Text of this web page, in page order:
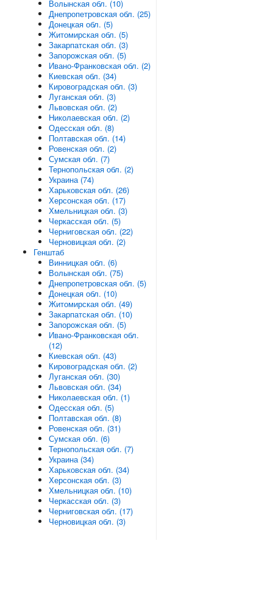
Волынская обл. (10)
Днепропетровская обл. (25)
Донецкая обл. (5)
Житомирская обл. (5)
Закарпатская обл. (3)
Запорожская обл. (5)
Ивано-Франковская обл. (2)
Киевская обл. (34)
Кировоградская обл. (3)
Луганская обл. (3)
Львовская обл. (2)
Николаевская обл. (2)
Одесская обл. (8)
Полтавская обл. (14)
Ровенская обл. (2)
Сумская обл. (7)
Тернопольская обл. (2)
Украина (74)
Харьковская обл. (26)
Херсонская обл. (17)
Хмельницкая обл. (3)
Черкасская обл. (5)
Черниговская обл. (22)
Черновицкая обл. (2)
Генштаб
Винницкая обл. (6)
Волынская обл. (75)
Днепропетровская обл. (5)
Донецкая обл. (10)
Житомирская обл. (49)
Закарпатская обл. (10)
Запорожская обл. (5)
Ивано-Франковская обл.
(12)
Киевская обл. (43)
Кировоградская обл. (2)
Луганская обл. (30)
Львовская обл. (34)
Николаевская обл. (1)
Одесская обл. (5)
Полтавская обл. (8)
Ровенская обл. (31)
Сумская обл. (6)
Тернопольская обл. (7)
Украина (34)
Харьковская обл. (34)
Херсонская обл. (3)
Хмельницкая обл. (10)
Черкасская обл. (3)
Черниговская обл. (17)
Черновицкая обл. (3)